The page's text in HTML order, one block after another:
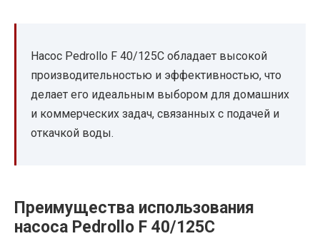
Насос Pedrollo F 40/125C обладает высокой
производительностью и эффективностью, что
делает его идеальным выбором для домашних
и коммерческих задач, связанных с подачей и
откачкой воды.
Преимущества использования
насоса Pedrollo F 40/125C